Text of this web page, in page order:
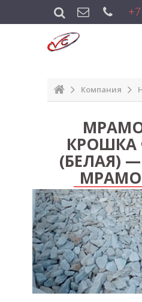
Компания
КРОШКА
(БЕЛАЯ)